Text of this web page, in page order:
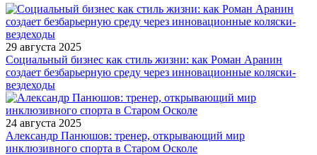
29 августа 2025
Социальный бизнес как стиль жизни: как Роман Аранин
создает безбарьерную среду через инновационные коляски-
вездеходы
24 августа 2025
Александр Панюшов: тренер, открывающий мир
инклюзивного спорта в Старом Осколе